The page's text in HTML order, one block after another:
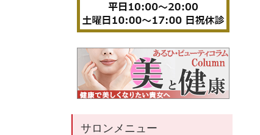
サロンメニュー